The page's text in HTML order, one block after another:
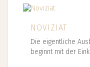
NOVIZIAT
Die eigentliche
beginnt mit der